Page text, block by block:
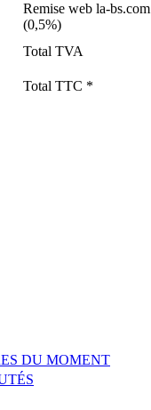
Remise web la-bs.com
(0,5%)
Total TVA
Total TTC *
DU MOMENT